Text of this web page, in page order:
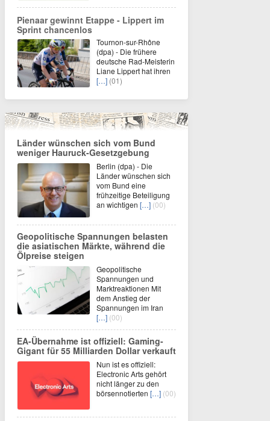
Pienaar gewinnt Etappe - Lippert im
Sprint chancenlos
Tournon-sur-Rhône
(dpa) - Die frühere
deutsche Rad-Meisterin
Liane Lippert hat ihren
[…] (01)
Länder wünschen sich vom Bund
weniger Hauruck-Gesetzgebung
Berlin (dpa) - Die
Länder wünschen sich
vom Bund eine
frühzeitige Beteiligung
an wichtigen […] (00)
Geopolitische Spannungen belasten
die asiatischen Märkte, während die
Ölpreise steigen
Geopolitische
Spannungen und
Marktreaktionen Mit
dem Anstieg der
Spannungen im Iran
[…] (00)
EA-Übernahme ist offiziell: Gaming-
Gigant für 55 Milliarden Dollar verkauft
Nun ist es offiziell:
Electronic Arts gehört
nicht länger zu den
börsennotierten […] (00)